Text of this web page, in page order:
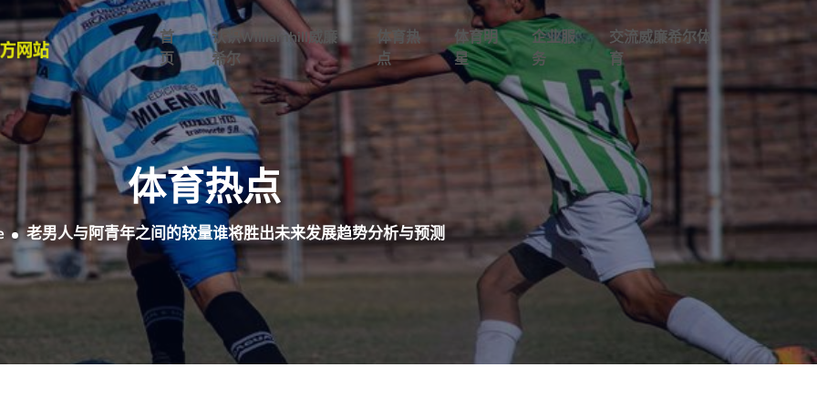
首
页
认识williamhill威廉
希尔
体育热
点
体育明
星
企业服
务
交流威廉希尔体
育
体育热点
老男人与阿青年之间的较量谁将胜出未来发展趋势分析与预测